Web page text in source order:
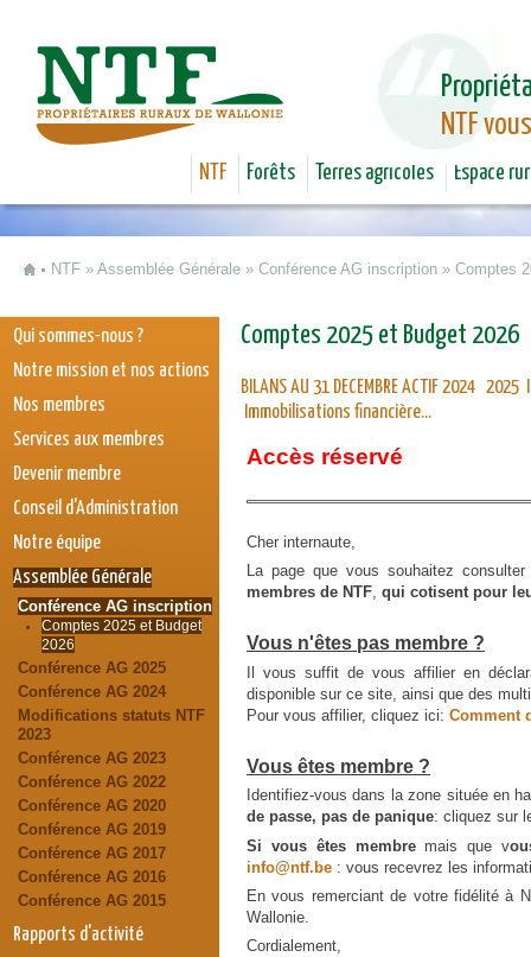
NTF
NTF Forêts Terres agricoles Espace
NTF » Assemblée Générale » Conférence AG inscription » Comptes
Comptes 2025 et Budget 2026
BILANS AU 31 DECEMBRE ACTIF
Immobilisations financière...
Accès réservé
Cher internaute,
La page que vous souhaitez
membres de NTF, qui cotisent pour
Vous n'êtes pas membre ?
Il vous suffit de vous affilier en
disponible sur ce site, ainsi que des
Pour vous affilier, cliquez ici: Comment
Vous êtes membre ?
Identifiez-vous dans la zone située en
de passe, pas de panique: cliquez sur
Si vous êtes membremais que v
info@ntf.be : vous recevrez les
En vous remerciant de votre fidélité à
Wallonie.
Cordialement,
Qui sommes-nous ?
Notre mission et nos actions
Nos membres
Services aux membres
Devenir membre
Conseil d'Administration
Notre équipe
Assemblée Générale
Conférence AG inscription
Comptes 2025 et Budget
2026
Conférence AG 2025
Conférence AG 2024
Modifications statuts NTF
2023
Conférence AG 2023
Conférence AG 2022
Conférence AG 2020
Conférence AG 2019
Conférence AG 2017
Conférence AG 2016
Conférence AG 2015
Rapports d'activité